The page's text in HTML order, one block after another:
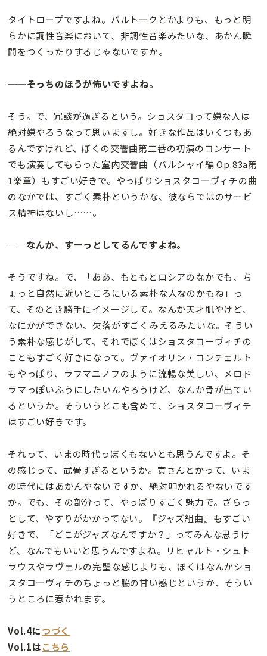
タイトロープですよね。バルトークとかよりも、もっと明
らかに調性音楽において、非調性音楽みたいな、あかん瞬
間をつくったりするじゃないですか。
──そっちのほうが怖いですよね。
そう。で、冗談が過ぎるという。ショスタコって嫌な人は
絶対嫌やろうなって思いますし。好きな作品はいくつもあ
るんですけれど、ぼくの交響曲第二番の初演のコンサート
でも演奏してもらった室内交響曲（バルシャイ編 Op.83a第
1楽章）もすごい好きで。やっぱりショスタコーヴィチの曲
のなかでは、すごく素朴というかな、彼ならではのサービ
ス精神はないし……。
──なんか、すーっとしてるんですよね。
そうですね。で、「ああ、もともとロシアのなかでも、ち
ょっと自然に近いところにいる素朴な人なのかもね」っ
て、そのとき勝手にイメージして。なんか天才肌やけど、
なにかができない、欠落がすごくみえるみたいな。そうい
う素朴な感じがして、それでぼくはショスタコーヴィチの
こともすごく好きになって。ヴァイオリン・コンチェルト
もやっぱり、ラフマニノフのように流暢な美しい、メロド
ラマっぽいふうにしたいんやろうけど、なんか骨が出てい
るというか。そういうとこも含めて、ショスタコーヴィチ
はすごい好きです。
それって、いまの時代っぽくもないとも思うんですよ。そ
の感じって、武骨すぎるというか。寅さんとかって、いま
の時代にはあかんやないですか、絶対叩かれるやないです
か。でも、その部分って、やっぱりすごく魅力で。ざらっ
として、やすりがかかってない。『ジャズ組曲』もすごい
好きで、「どこがジャズなんですか？」ってみんな思うけ
ど、なんでもいいと思うんですよね。リヒャルト・シュト
ラウスやラヴェルの完璧な感じよりも、ぼくはなんかショ
スタコーヴィチのちょっと脇の甘い感じというか、そうい
うところに惹かれます。
Vol.4につづく
Vol.1はこちら